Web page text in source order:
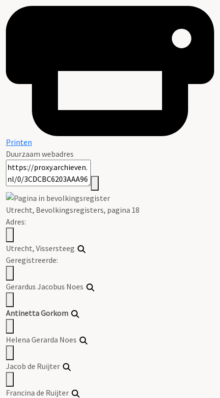
Printen
Duurzaam webadres
Utrecht, Bevolkingsregisters, pagina 18
Adres:
Utrecht, Vissersteeg
Geregistreerde:
Gerardus Jacobus Noes
Antinetta Gorkom
Helena Gerarda Noes
Jacob de Ruijter
Francina de Ruijter